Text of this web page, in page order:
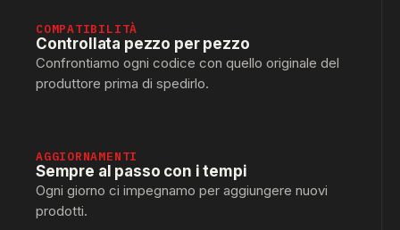
COMPATIBILITÀ
Controllata pezzo per pezzo
Confrontiamo ogni codice con quello originale del
produttore prima di spedirlo.
AGGIORNAMENTI
Sempre al passo con i tempi
Ogni giorno ci impegnamo per aggiungere nuovi
prodotti.